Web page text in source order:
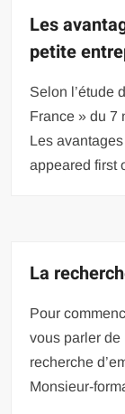
Les
petite
Selon l’étude
France » du 7
Les
appeared first
La
Pour
vous parler
recherche
Monsieur-